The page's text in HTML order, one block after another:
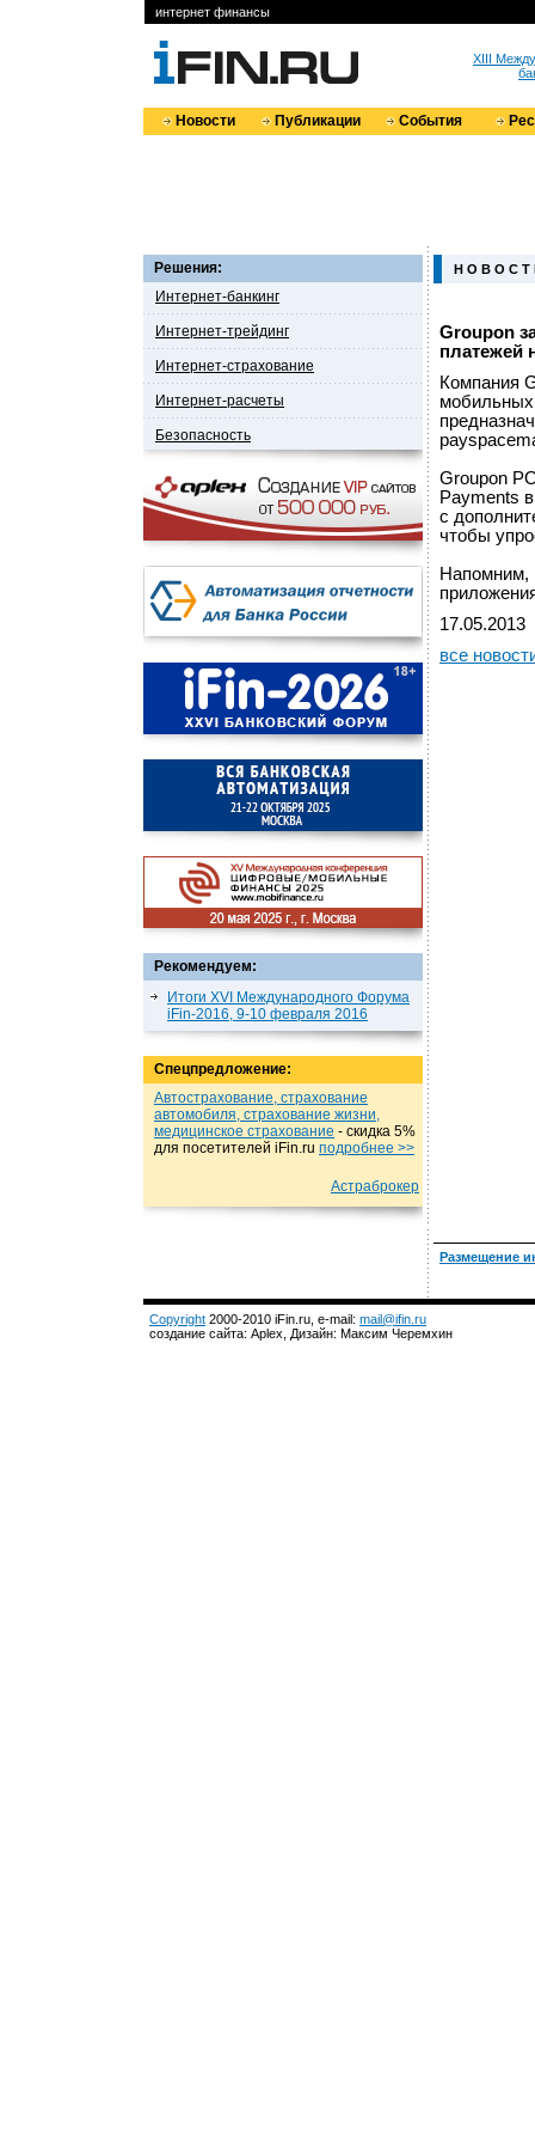
интернет финансы
XIII
Новости Публикации События
Решения:
Интернет-банкинг
Интернет-трейдинг
Интернет-страхование
Интернет-расчеты
Безопасность
Рекомендуем:
Итоги XVI Международного Форума
iFin-2016, 9-10 февраля 2016
Спецпредложение:
Автострахование, страхование
автомобиля, страхование жизни,
медицинское страхование - cкидка 5%
для посетителей iFin.ru подробнеe >>
Астраброкер
Н О В О С Т
Groupon
платежей
Компания
мобильных
Groupon
Payments
с
чтобы
Напомним,
17.05.2013
все
Размещение
Copyright 2000-2010 iFin.ru, e-mail: mail@ifin.ru
создание сайта: Aplex, Дизайн: Максим Черемхин